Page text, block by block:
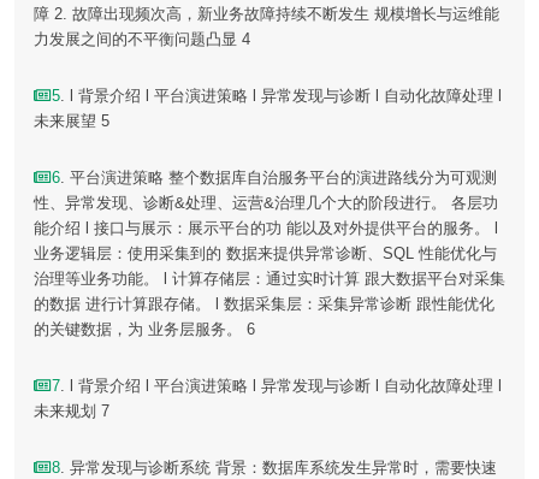
障 2. 故障出现频次高，新业务故障持续不断发生 规模增长与运维能
力发展之间的不平衡问题凸显 4
5. l 背景介绍 l 平台演进策略 l 异常发现与诊断 l 自动化故障处理 l
未来展望 5
6. 平台演进策略 整个数据库自治服务平台的演进路线分为可观测
性、异常发现、诊断&处理、运营&治理几个大的阶段进行。 各层功
能介绍 l 接口与展示：展示平台的功 能以及对外提供平台的服务。 l
业务逻辑层：使用采集到的 数据来提供异常诊断、SQL 性能优化与
治理等业务功能。 l 计算存储层：通过实时计算 跟大数据平台对采集
的数据 进行计算跟存储。 l 数据采集层：采集异常诊断 跟性能优化
的关键数据，为 业务层服务。 6
7. l 背景介绍 l 平台演进策略 l 异常发现与诊断 l 自动化故障处理 l
未来规划 7
8. 异常发现与诊断系统 背景：数据库系统发生异常时，需要快速